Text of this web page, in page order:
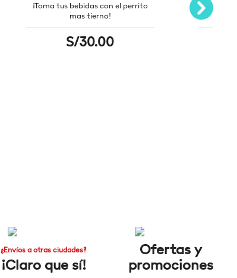
¡Toma tus bebidas con el perrito
mas tierno!
S/30.00
¡Toma
¿Envíos a otras ciudades?
¡Claro que sí!
Ofertas y
promociones